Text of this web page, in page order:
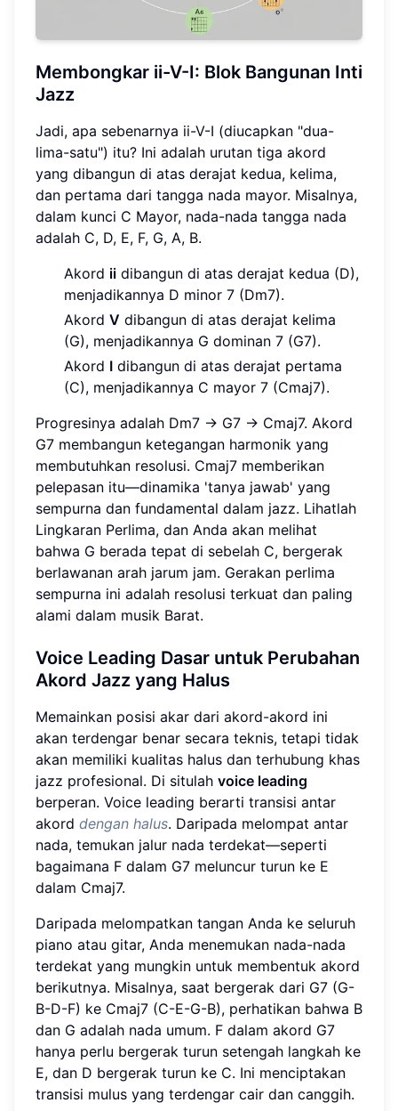
Membongkar ii-V-I: Blok Bangunan Inti
Jazz
Jadi, apa sebenarnya ii-V-I (diucapkan "dua-
lima-satu") itu? Ini adalah urutan tiga akord
yang dibangun di atas derajat kedua, kelima,
dan pertama dari tangga nada mayor. Misalnya,
dalam kunci C Mayor, nada-nada tangga nada
adalah C, D, E, F, G, A, B.
Akord ii dibangun di atas derajat kedua (D),
menjadikannya D minor 7 (Dm7).
Akord V dibangun di atas derajat kelima
(G), menjadikannya G dominan 7 (G7).
Akord I dibangun di atas derajat pertama
(C), menjadikannya C mayor 7 (Cmaj7).
Progresinya adalah Dm7 → G7 → Cmaj7. Akord
G7 membangun ketegangan harmonik yang
membutuhkan resolusi. Cmaj7 memberikan
pelepasan itu—dinamika 'tanya jawab' yang
sempurna dan fundamental dalam jazz. Lihatlah
Lingkaran Perlima, dan Anda akan melihat
bahwa G berada tepat di sebelah C, bergerak
berlawanan arah jarum jam. Gerakan perlima
sempurna ini adalah resolusi terkuat dan paling
alami dalam musik Barat.
Voice Leading Dasar untuk Perubahan
Akord Jazz yang Halus
Memainkan posisi akar dari akord-akord ini
akan terdengar benar secara teknis, tetapi tidak
akan memiliki kualitas halus dan terhubung khas
jazz profesional. Di situlah voice leading
berperan. Voice leading berarti transisi antar
akord dengan halus. Daripada melompat antar
nada, temukan jalur nada terdekat—seperti
bagaimana F dalam G7 meluncur turun ke E
dalam Cmaj7.
Daripada melompatkan tangan Anda ke seluruh
piano atau gitar, Anda menemukan nada-nada
terdekat yang mungkin untuk membentuk akord
berikutnya. Misalnya, saat bergerak dari G7 (G-
B-D-F) ke Cmaj7 (C-E-G-B), perhatikan bahwa B
dan G adalah nada umum. F dalam akord G7
hanya perlu bergerak turun setengah langkah ke
E, dan D bergerak turun ke C. Ini menciptakan
transisi mulus yang terdengar cair dan canggih.